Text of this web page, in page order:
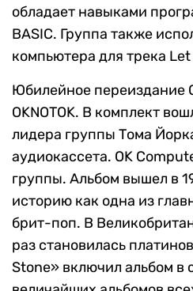
обладает навыками
BASIC. Группа также
компьютера для трека
Юбилейное переиздание
OKNOTOK. В комплект
лидера группы Тома
аудиокассета. OK
группы. Альбом вышел в
историю как одна из
брит-поп. В
раз становилась
Stone» включил альбом в